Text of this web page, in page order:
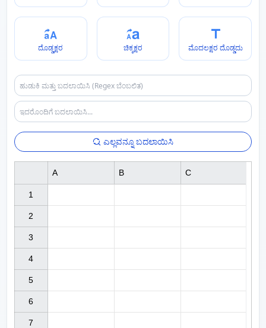
ದೊಡ್ಡಕ್ಷರ ಚಿಕ್ಕಕ್ಷರ ಮೊದಲಕ್ಷರ ದೊಡ್ಡದು
ಎಲ್ಲವನ್ನೂ ಬದಲಾಯಿಸಿ
1
2
3
4
5
6
7
A B C